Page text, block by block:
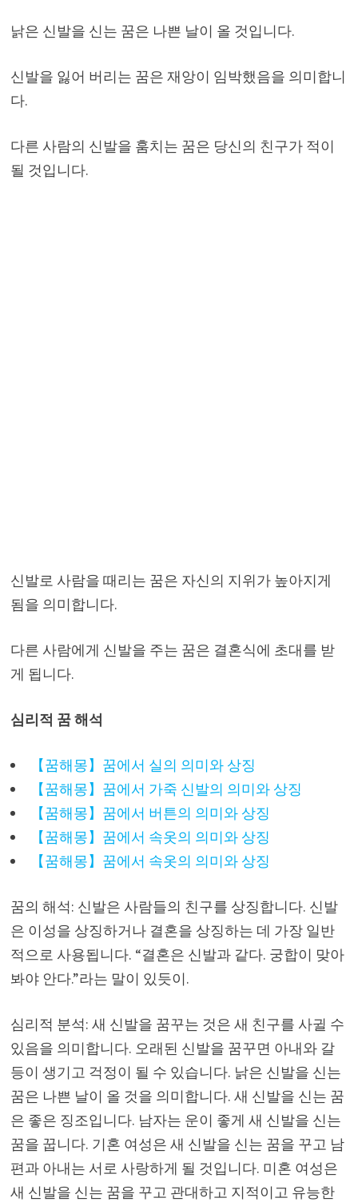
낡은 신발을 신는 꿈은 나쁜 날이 올 것입니다.
신발을 잃어 버리는 꿈은 재앙이 임박했음을 의미합니
다.
다른 사람의 신발을 훔치는 꿈은 당신의 친구가 적이
될 것입니다.
신발로 사람을 때리는 꿈은 자신의 지위가 높아지게
됨을 의미합니다.
다른 사람에게 신발을 주는 꿈은 결혼식에 초대를 받
게 됩니다.
심리적 꿈 해석
【꿈해몽】꿈에서 실의 의미와 상징
【꿈해몽】꿈에서 가죽 신발의 의미와 상징
【꿈해몽】꿈에서 버튼의 의미와 상징
【꿈해몽】꿈에서 속옷의 의미와 상징
【꿈해몽】꿈에서 속옷의 의미와 상징
꿈의 해석: 신발은 사람들의 친구를 상징합니다. 신발
은 이성을 상징하거나 결혼을 상징하는 데 가장 일반
적으로 사용됩니다. “결혼은 신발과 같다. 궁합이 맞아
봐야 안다.”라는 말이 있듯이.
심리적 분석: 새 신발을 꿈꾸는 것은 새 친구를 사귈 수
있음을 의미합니다. 오래된 신발을 꿈꾸면 아내와 갈
등이 생기고 걱정이 될 수 있습니다. 낡은 신발을 신는
꿈은 나쁜 날이 올 것을 의미합니다. 새 신발을 신는 꿈
은 좋은 징조입니다. 남자는 운이 좋게 새 신발을 신는
꿈을 꿉니다. 기혼 여성은 새 신발을 신는 꿈을 꾸고 남
편과 아내는 서로 사랑하게 될 것입니다. 미혼 여성은
새 신발을 신는 꿈을 꾸고 관대하고 지적이고 유능한